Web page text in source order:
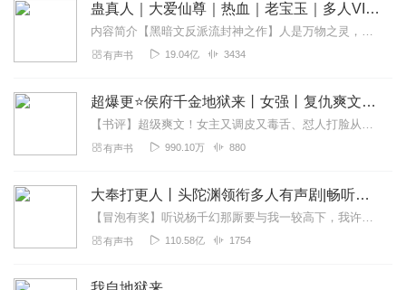
蛊真人｜大爱仙尊｜热血｜老宝玉｜多人VIP免费有声剧
内容简介【黑暗文反派流封神之作】人是万物之灵，蛊是天地真精。一个穿越者不断重生的故事。一个养蛊、炼蛊、用蛊的奇特世界。配音组（男角色）老宝玉旁白...
有声书 19.04亿 3434
超爆更⭐侯府千金地狱来丨女强丨复仇爽文丨爆笑丨VIP免费多人有声剧
【书评】超级爽文！女主又调皮又毒舌、怼人打脸从不拖沓，一身反骨对抗一切规则！亲娘不认，族人鄙夷，都说她是个没人在意的短命村姑，她微微一笑，转头就在灵堂上砸了恶道...
有声书 990.10万 880
大奉打更人丨头陀渊领衔多人有声剧|畅听全集|王鹤棣、田曦薇主演影视剧原著|卖报小郎君
【冒泡有奖】听说杨千幻那厮要与我一较高下，我许七安要开始装叉了！快进入声音播放页戳下方输入框，冒个泡偷偷告诉我，我要用哪些诗词才能胜过他？说得好的，有赏！202...
有声书 110.58亿 1754